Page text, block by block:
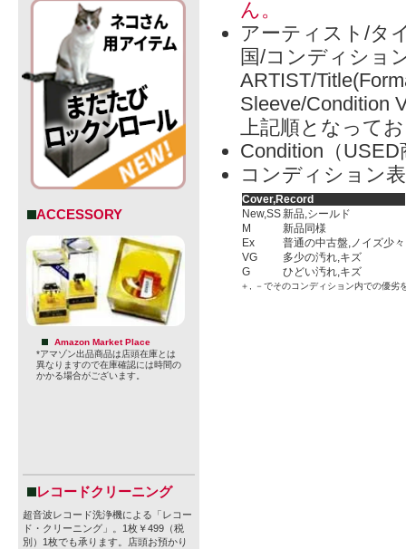
ACCESSORY
Amazon Market Place
*アマゾン出品商品は店頭在庫とは
異なりますので在庫確認には時間の
かかる場合がございます。
レコードクリーニング
超音波レコード洗浄機による「レコー
ド・クリーニング」。1枚￥499（税
別）1枚でも承ります。店頭お預かり
ん。
アーティスト/タ
国/コンディショ
ARTIST/
Sleeve/Condition
上記順となって
Condition（
コンディション
Cover,Record
New,SS新品,シールド
M
新品同様
Ex
普通の中古盤,ノイズ少々
VG
多少の汚れ,キズ
G
ひどい汚れ,キズ
＋, －でそのコンディション内での優劣